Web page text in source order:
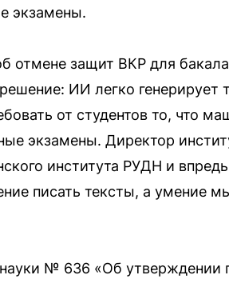
экзамены.
отмене защит ВКР для
ИИ легко генерирует
от студентов то, что
экзамены. Директор
института РУДН и
писать тексты, а умение
№ 636 «Об утверждении